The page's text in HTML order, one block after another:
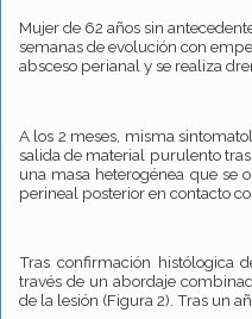
Mujer de 62 años sin
semanas de evolución con
absceso perianal y se realiza
A los 2 meses, misma
salida de material purulento
una masa heterogénea que se
perineal posterior en contacto
Tras confirmación histólogica
través de un abordaje
de la lesión (Figura 2). Tras un